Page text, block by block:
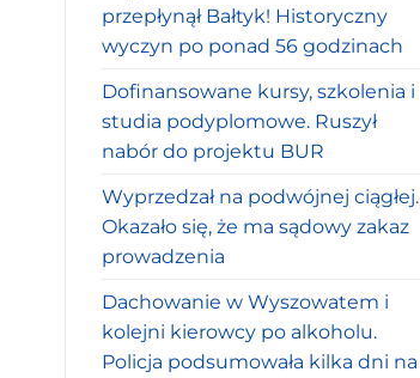
przepłynął Bałtyk! Historyczny
wyczyn po ponad 56 godzinach
Dofinansowane kursy, szkolenia i
studia podyplomowe. Ruszył
nabór do projektu BUR
Wyprzedzał na podwójnej ciągłej.
Okazało się, że ma sądowy zakaz
prowadzenia
Dachowanie w Wyszowatem i
kolejni kierowcy po alkoholu.
Policja podsumowała kilka dni na